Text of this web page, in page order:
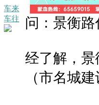
车来
车往
问：景衡
经了解，
（市名城